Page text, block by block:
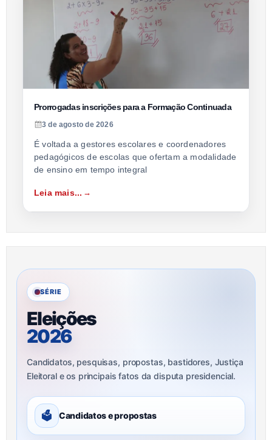
Prorrogadas inscrições para a Formação Continuada
3 de agosto de 2026
É voltada a gestores escolares e coordenadores
pedagógicos de escolas que ofertam a modalidade
de ensino em tempo integral
Leia mais...
SÉRIE
Eleições
2026
Candidatos, pesquisas, propostas, bastidores, Justiça
Eleitoral e os principais fatos da disputa presidencial.
🗳 Candidatos e propostas